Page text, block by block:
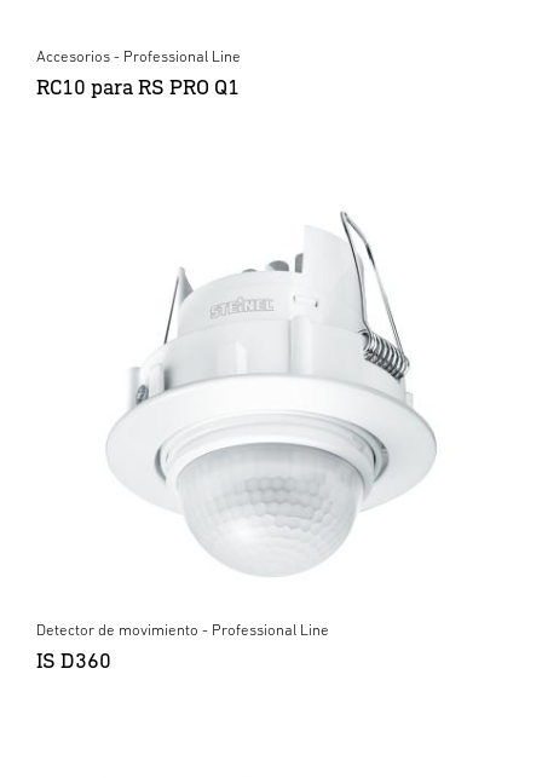
Accesorios - Professional Line
RC10 para RS PRO Q1
Detector de movimiento - Professional Line
IS D360